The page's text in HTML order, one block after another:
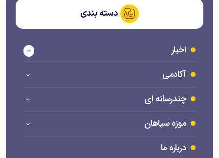
دسته بندی
اخبار
آکادمی
چندرسانه ای
موزه سپاهان
درباره ما